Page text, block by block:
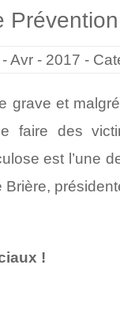
Prévention
Avr - 2017 -
et malgré
faire des
est l’une
!